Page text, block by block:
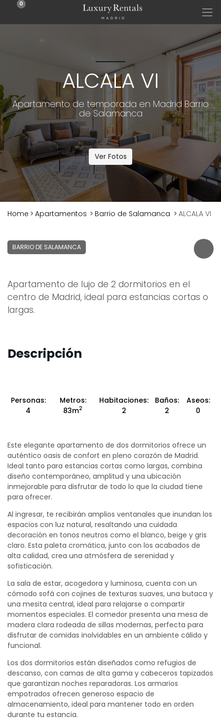
0
ALCALA VI
Apartamento de temporada en Madrid Barrio
de Salamanca
Ver Fotos
Home > Apartamentos > Barrio de Salamanca > ALCALA VI
BARRIO DE SALAMANCA
Apartamento de lujo de 2 dormitorios en el
centro de Madrid, ideal para estancias cortas o
largas.
Descripción
Personas:
4
Metros:
83m2
Habitaciones:
2
Baños:
2
Aseos:
0
Este elegante apartamento de dos dormitorios ofrece un
auténtico oasis de confort en pleno corazón de Madrid.
Ideal tanto para estancias cortas como largas, combina
diseño contemporáneo, amplitud y una ubicación
inmejorable para disfrutar de todo lo que la ciudad tiene
para ofrecer.
Al ingresar, te recibirán amplios ventanales que inundan los
espacios con luz natural, resaltando una cuidada
decoración en tonos neutros como el blanco, beige y gris
claro. Esta paleta cromática, junto con los acabados de
alta calidad, crea una atmósfera de serenidad y
sofisticación.
La sala de estar, acogedora y luminosa, cuenta con un
cómodo sofá con cojines de texturas suaves, una butaca y
una mesita central, ideal para relajarse o compartir
momentos especiales. El comedor presenta una mesa de
madera clara rodeada de sillas modernas, perfecta para
disfrutar de comidas inolvidables en un ambiente cálido y
funcional.
Los dos dormitorios están diseñados como refugios de
descanso, con camas de alta gama y cabeceros tapizados
que garantizan noches reparadoras. Los armarios
empotrados ofrecen generoso espacio de
almacenamiento, ideal para mantener todo en orden
durante tu estancia.